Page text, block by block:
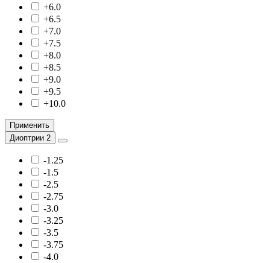
+6.0
+6.5
+7.0
+7.5
+8.0
+8.5
+9.0
+9.5
+10.0
Применить
Диоптрии 2
-1.25
-1.5
-2.5
-2.75
-3.0
-3.25
-3.5
-3.75
-4.0